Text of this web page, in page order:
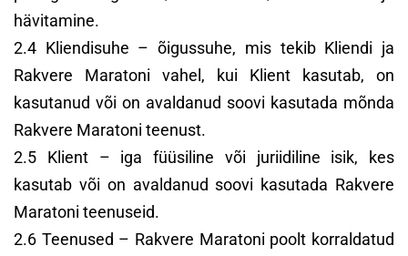
hävitamine.
2.4 Kliendisuhe – õigussuhe, mis tekib Kliendi ja
Rakvere Maratoni vahel, kui Klient kasutab, on
kasutanud või on avaldanud soovi kasutada mõnda
Rakvere Maratoni teenust.
2.5 Klient – iga füüsiline või juriidiline isik, kes
kasutab või on avaldanud soovi kasutada Rakvere
Maratoni teenuseid.
2.6 Teenused – Rakvere Maratoni poolt korraldatud